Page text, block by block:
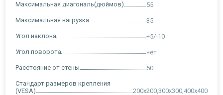
Максимальная диагональ(дюймов) 55
Максимальная нагрузка 35
Угол наклона +5/-10
Угол поворота нет
Расстояние от стены 50
Стандарт размеров крепления
(VESA)
200х200,300х300,400х400